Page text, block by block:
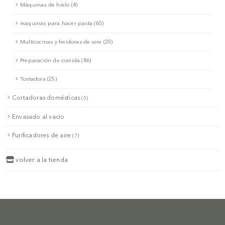
Máquinas de hielo (4)
maquinas para hacer pasta (60)
Multicocinas y freidoras de aire (20)
Preparación de comida (86)
Tostadora (25)
Cortadoras domésticas(5)
Envasado al vacío
Purificadores de aire(7)
volver a la tienda